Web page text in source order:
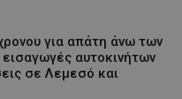
για απάτη άνω των
αυτοκινήτων
σε Λεμεσό και